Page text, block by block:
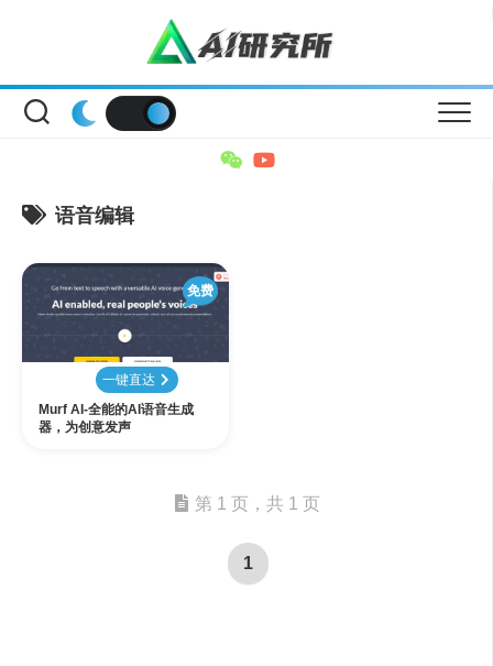
语音编辑
免费
一键直达
Murf AI-全能的AI语音生成
器，为创意发声
第 1 页，共 1 页
1